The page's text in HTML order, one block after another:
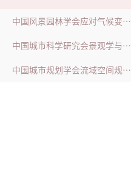
中国风景园林学会应对气候变化工作委员会
中国城市科学研究会景观学与美丽中国建设专业委员会
中国城市规划学会流域空间规划分会